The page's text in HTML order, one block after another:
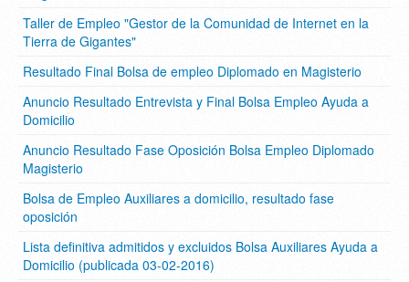
Taller de Empleo "Gestor de la Comunidad de Internet en la
Tierra de Gigantes"
Resultado Final Bolsa de empleo Diplomado en Magisterio
Anuncio Resultado Entrevista y Final Bolsa Empleo Ayuda a
Domicilio
Anuncio Resultado Fase Oposición Bolsa Empleo Diplomado
Magisterio
Bolsa de Empleo Auxiliares a domicilio, resultado fase
oposición
Lista definitiva admitidos y excluidos Bolsa Auxiliares Ayuda a
Domicilio (publicada 03-02-2016)